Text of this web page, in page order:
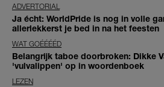
ADVERTORIAL
Ja écht: WorldPride is nog in volle
allerlekkerst je bed in na het feesten
WAT GOÉÉÉÉD
Belangrijk taboe doorbroken: Dikke
'vulvalippen' op in woordenboek
LEZEN